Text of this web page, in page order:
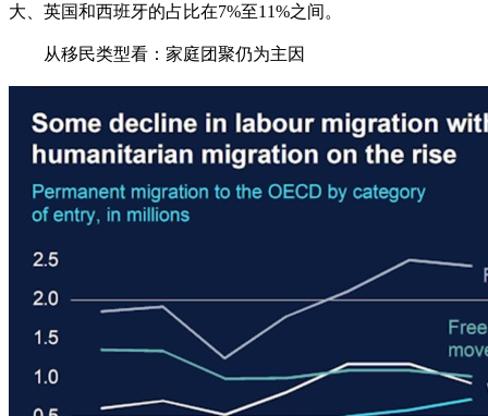
大、英国和西班牙的占比在7%至11%之间。
从移民类型看：家庭团聚仍为主因